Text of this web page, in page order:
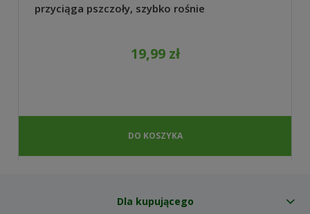
przyciąga pszczoły, szybko rośnie
19,99 zł
DO KOSZYKA
Dla kupującego